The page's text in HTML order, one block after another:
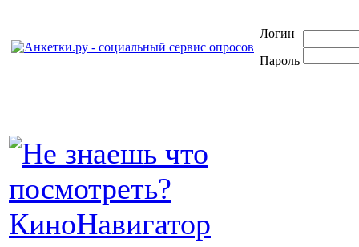
Логин
Пароль